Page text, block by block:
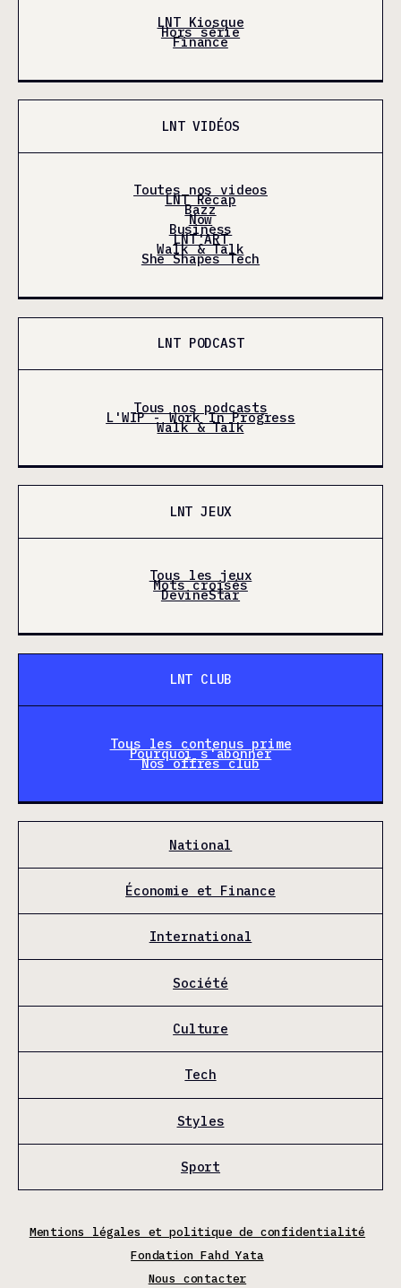
LNT Kiosque
Hors série
Finance
LNT VIDÉOS
Toutes nos videos
LNT Récap
Bazz
Now
Business
LNT'ART
Walk & Talk
She Shapes Tech
LNT PODCAST
Tous nos podcasts
L'WIP - Work In Progress
Walk & Talk
LNT JEUX
Tous les jeux
Mots croisés
DevineStar
LNT CLUB
Tous les contenus prime
Pourquoi s'abonner
Nos offres club
National
Économie et Finance
International
Société
Culture
Tech
Styles
Sport
Mentions légales et politique de confidentialité
Fondation Fahd Yata
Nous contacter